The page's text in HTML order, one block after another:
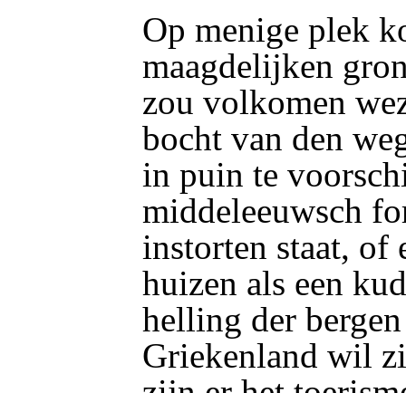
Op menige plek
maagdelijken
zou volkomen
bocht van den
in puin te
middeleeuwsch
instorten staat, of
huizen als een
helling der
Griekenland wil